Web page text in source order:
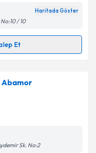
ilişkin
Aydınlatma
verilerimin belirtilen
ediyorum.
Haritada Göster
/ 10
Et
talebi oluşturun.
için bir takvim
Abamor
Sk. No:2